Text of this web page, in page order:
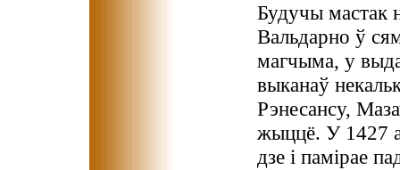
Будучы мастак
Вальдарно ў
магчыма, у
выканаў
Рэнесансу,
жыццё. У 1427
дзе і памірае